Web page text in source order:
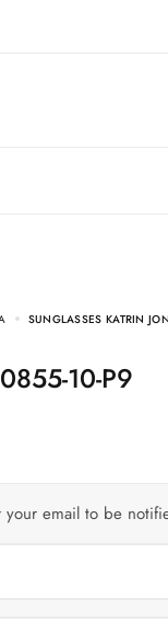
SUNGLASSES KATRIN
10-P9
email to be